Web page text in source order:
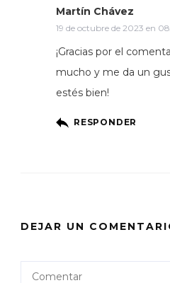
Martín Chávez
19 de octubre de 2023 en
¡Gracias por el
mucho y me da un
estés bien!
RESPONDER
DEJAR UN